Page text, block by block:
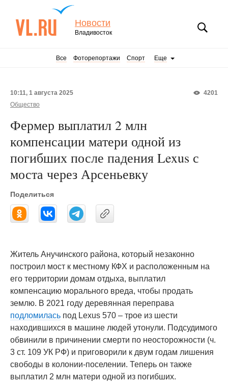
Новости
Владивосток
Все Фоторепортажи Спорт Еще
4201
10:11, 1 августа 2025
Общество
Фермер выплатил 2 млн
компенсации матери одной из
погибших после падения Lexus с
моста через Арсеньевку
Поделиться
Житель Анучинского района, который незаконно
построил мост к местному КФХ и расположенным на
его территории домам отдыха, выплатил
компенсацию морального вреда, чтобы продать
землю. В 2021 году деревянная переправа
подломилась под Lexus 570 – трое из шести
находившихся в машине людей утонули. Подсудимого
обвинили в причинении смерти по неосторожности (ч.
3 ст. 109 УК РФ) и приговорили к двум годам лишения
свободы в колонии-поселении. Теперь он также
выплатил 2 млн матери одной из погибших.